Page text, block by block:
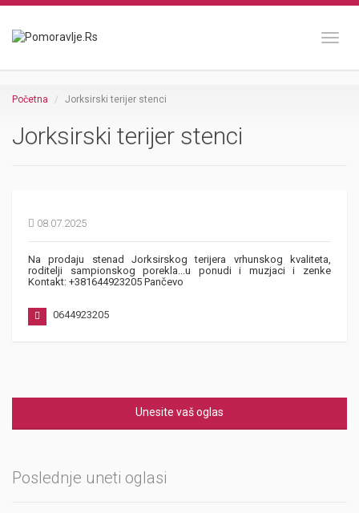
Početna Jorksirski terijer stenci
Jorksirski terijer stenci
08.07.2025
Na prodaju stenad Jorksirskog terijera vrhunskog kvaliteta,
roditelji sampionskog porekla...u ponudi i muzjaci i zenke
Kontakt: +381644923205 Pančevo
0644923205
Unesite vaš oglas
Poslednje uneti oglasi